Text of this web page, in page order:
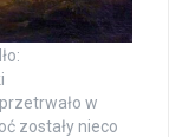
w
zostały nieco